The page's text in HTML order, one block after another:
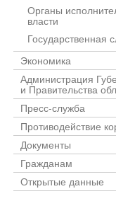
Органы
власти
Государственная
Экономика
Администрация
и Правительства
Пресс-служба
Противодействие
Документы
Гражданам
Открытые данные